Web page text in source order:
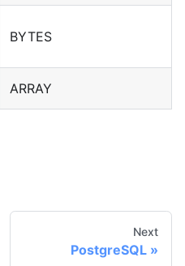
BYTES
ARRAY
Next
PostgreSQL